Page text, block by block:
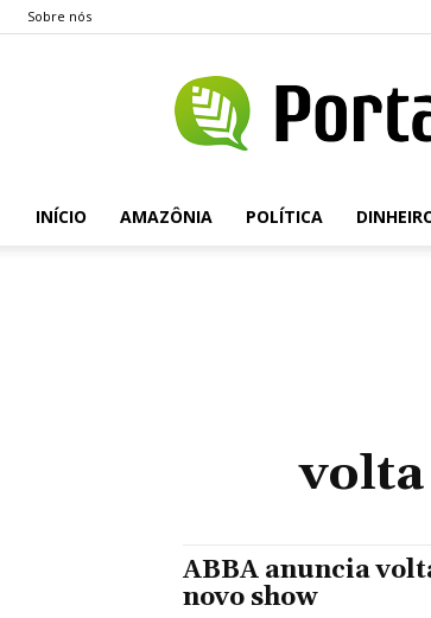
Sobre nós
INÍCIO AMAZÔNIA POLÍTICA
volta
ABBA anuncia
novo show